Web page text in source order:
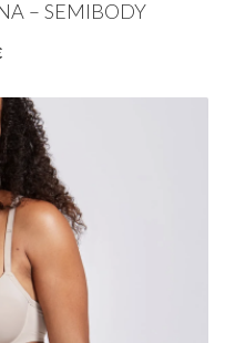
– SEMIBODY